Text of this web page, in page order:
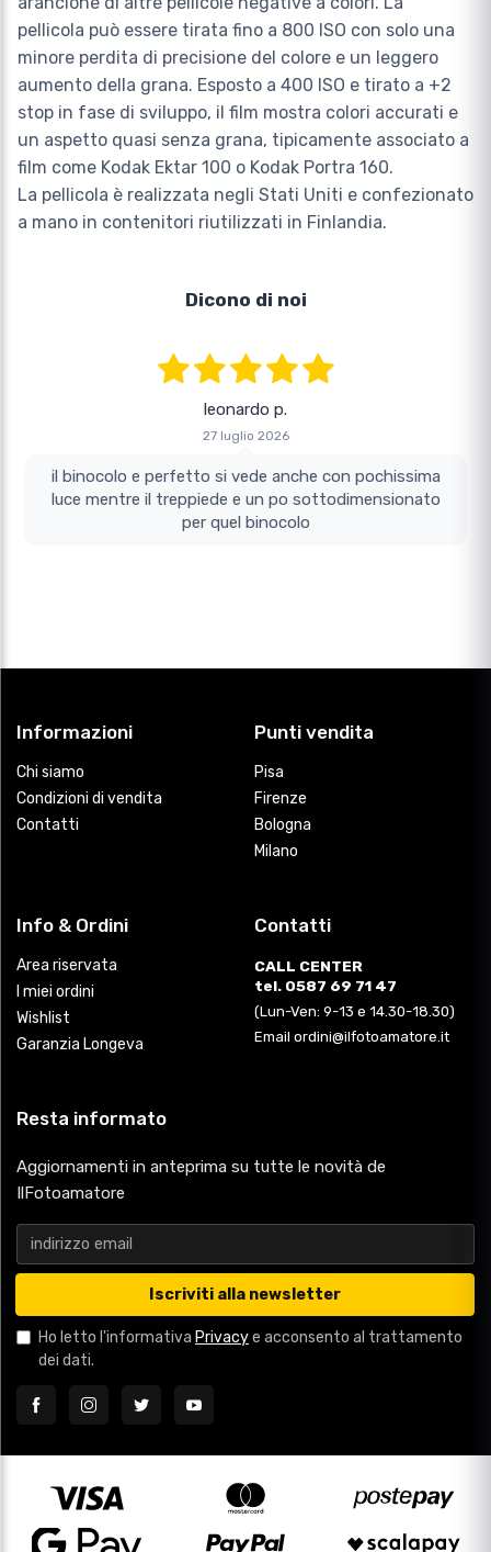
pellicola può essere tirata fino a 800 ISO con solo una
minore perdita di precisione del colore e un leggero
aumento della grana. Esposto a 400 ISO e tirato a +2
stop in fase di sviluppo, il film mostra colori accurati e
un aspetto quasi senza grana, tipicamente associato a
film come Kodak Ektar 100 o Kodak Portra 160.
La pellicola è realizzata negli Stati Uniti e confezionato
a mano in contenitori riutilizzati in Finlandia.
Dicono di noi
leonardo p.
27 luglio 2026
il binocolo e perfetto si vede anche con pochissima
luce mentre il treppiede e un po sottodimensionato
per quel binocolo
Informazioni
Chi siamo
Condizioni di vendita
Contatti
Punti vendita
Pisa
Firenze
Bologna
Milano
Info & Ordini
Area riservata
I miei ordini
Wishlist
Garanzia Longeva
Contatti
CALL CENTER
tel. 0587 69 71 47
(Lun-Ven: 9-13 e 14.30-18.30)
Email ordini@ilfotoamatore.it
Resta informato
Aggiornamenti in anteprima su tutte le novità de
IlFotoamatore
Iscriviti alla newsletter
Ho letto l'informativa Privacye acconsento al trattamento
dei dati.